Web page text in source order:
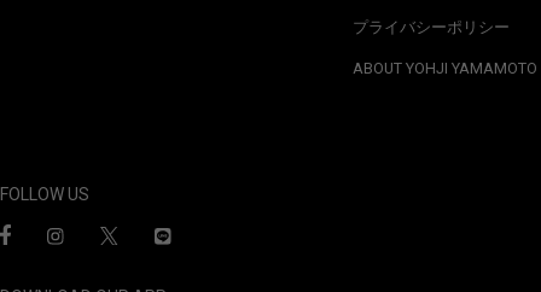
プライバシーポリシー
ABOUT YOHJI YAMAMOTO
FOLLOW US